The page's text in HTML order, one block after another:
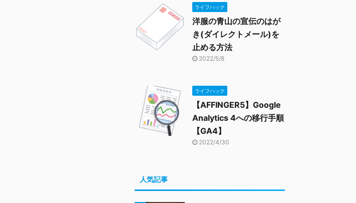
ライフハック
洋服の青山の宣伝のはが
き(ダイレクトメール)を
止める方法
2022/5/8
ライフハック
【AFFINGER5】Google
Analytics 4への移行手順
【GA4】
2022/4/30
人気記事